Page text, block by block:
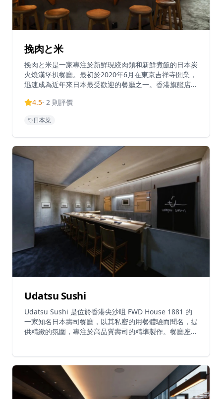
挽肉と米
挽肉と米是一家專注於新鮮現絞肉類和新鮮煮飯的日本炭
火燒漢堡扒餐廳。最初於2020年6月在東京吉祥寺開業，
迅速成為近年來日本最受歡迎的餐廳之一。香港旗艦店於
個核心原則：新鮮現絞、新鮮現烤、新鮮現煮。餐廳以其
餐概念，吸引了整個亞洲的美食愛好者。ifc商場分店每
預訂，未來7天的名額於每天上午10:00開放。餐廳保持
高標準的質量和新鮮度，旨在成為百年老店，而非快速擴
張。
4.5· 2 則評價
日本菜
Udatsu Sushi
Udatsu Sushi 是位於香港尖沙咀 FWD House 1881 的
一家知名日本壽司餐廳，以其私密的用餐體驗而聞名，提
供精緻的氛圍，專注於高品質壽司的精準製作。餐廳座位
這個國際地點。午餐和晚餐時段在特定日子提供，注重真
實性和卓越服務。建議客人通過官方網站或聯繫電話提前
預訂。